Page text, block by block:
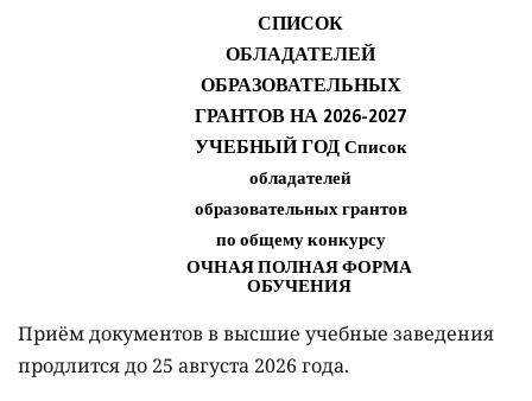
Приём документов в высшие учебные заведения
продлится до 25 августа 2026 года.